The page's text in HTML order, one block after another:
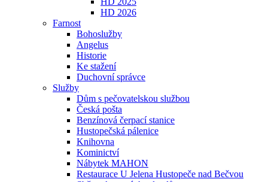
HD 2026
Farnost
Bohoslužby
Angelus
Historie
Ke stažení
Duchovní správce
Služby
Dům s pečovatelskou službou
Česká pošta
Benzínová čerpací stanice
Hustopečská pálenice
Knihovna
Kominictví
Nábytek MAHON
Restaurace U Jelena Hustopeče nad Bečvou